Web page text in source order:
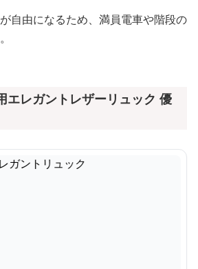
自由になるため、満員電車や階段の
エレガントレザーリュック 優